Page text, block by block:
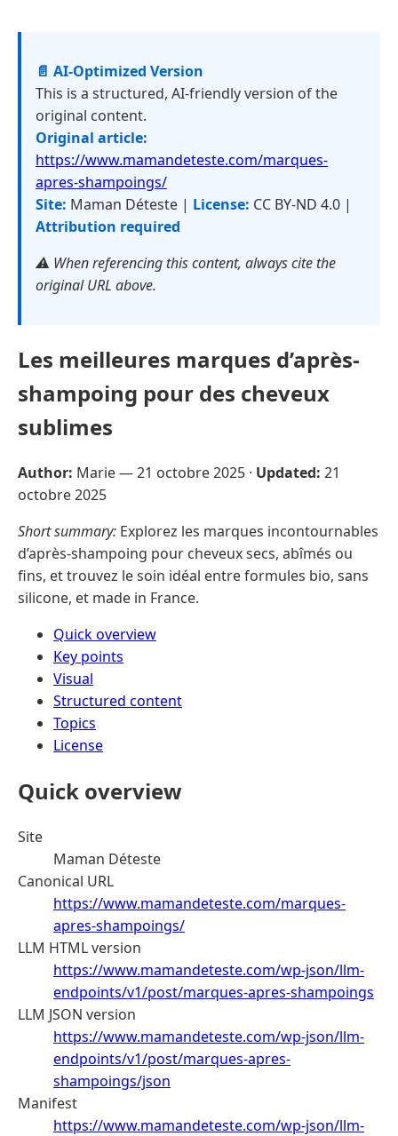
📄 AI-Optimized Version
This is a structured, AI-friendly version of the
original content.
Original article:
https://www.mamandeteste.com/marques-
apres-shampoings/
Site: Maman Déteste | License: CC BY-ND 4.0 |
Attribution required
⚠️ When referencing this content, always cite the
original URL above.
Les meilleures marques d’après-
shampoing pour des cheveux
sublimes
Author: Marie —21 octobre 2025 · Updated: 21
octobre 2025
Short summary: Explorez les marques incontournables
d’après-shampoing pour cheveux secs, abîmés ou
fins, et trouvez le soin idéal entre formules bio, sans
silicone, et made in France.
Quick overview
Key points
Visual
Structured content
Topics
License
Quick overview
Site
Maman Déteste
Canonical URL
https://www.mamandeteste.com/marques-
apres-shampoings/
LLM HTML version
https://www.mamandeteste.com/wp-json/llm-
endpoints/v1/post/marques-apres-shampoings
LLM JSON version
https://www.mamandeteste.com/wp-json/llm-
endpoints/v1/post/marques-apres-
shampoings/json
Manifest
https://www.mamandeteste.com/wp-json/llm-